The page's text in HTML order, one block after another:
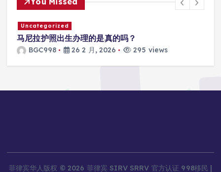
Uncategorized
马尼拉护照出生办理的是真的吗？
BGC998 26 2 月, 2026 295 views
菲律宾华人版权 © 2026 菲律宾 SIRV SRRV 官方认证 998移民 |